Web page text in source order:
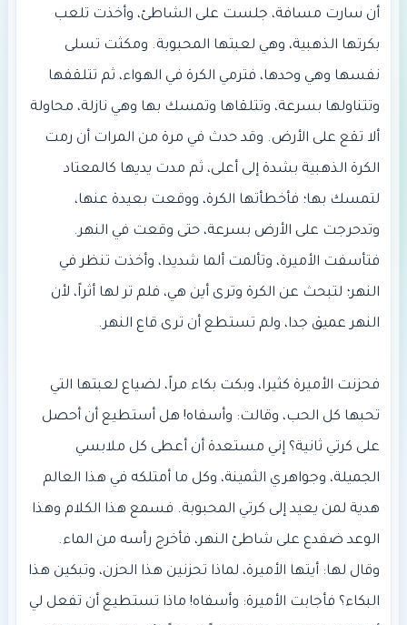
أن سارت مسافة، جلست على الشاطئ، وأخذت تلعب
بكرتها الذهبية، وهي لعبتها المحبوبة. ومكثت تسلى
نفسها وهي وحدها، فترمي الكرة في الهواء، ثم تتلقفها
وتتناولها بسرعة، وتتلقاها وتمسك بها وهي نازلة، محاولة
ألا تقع على الأرض. وقد حدث في مرة من المرات أن رمت
الكرة الذهبية بشدة إلى أعلى، ثم مدت يديها كالمعتاد
لتمسك بها؛ فأخطأتها الكرة، ووقعت بعيدة عنها،
وتدحرجت على الأرض بسرعة، حتى وقعت في النهر.
فتأسفت الأميرة، وتألمت ألما شديدا، وأخذت تنظر في
النهر؛ لتبحث عن الكرة وترى أين هي، فلم تر لها أثراً، لأن
فحزنت الأميرة كثيرا، وبكت بكاء مراً، لضياع لعبتها التي
تحبها كل الحب، وقالت: وأسفاه! هل أستطيع أن أحصل
على كرتي ثانية؟ إني مستعدة أن أعطى كل ملابسي
الجميلة، وجواهري الثمينة، وكل ما أمتلكه في هذا العالم
هدية لمن يعيد إلى كرتي المحبوبة. فسمع هذا الكلام وهذا
الوعد ضفدع على شاطئ النهر، فأخرج رأسه من الماء.
وقال لها: أيتها الأميرة، لماذا تحزنين هذا الحزن، وتبكين هذا
البكاء؟ فأجابت الأميرة: وأسفاه! ماذا تستطيع أن تفعل لي